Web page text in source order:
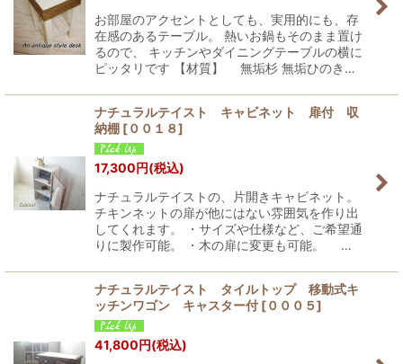
お部屋のアクセントとしても、実用的にも、存
在感のあるテーブル。 熱いお鍋もそのまま置け
るので、 キッチンやダイニングテーブルの横に
ピッタリです 【材質】 無垢杉 無垢ひのき…
ナチュラルテイスト キャビネット 扉付 収
納棚 [００１８]
17,300円(税込)
ナチュラルテイストの、片開きキャビネット。
チキンネットの扉が他にはない雰囲気を作り出
してくれます。 ・サイズや仕様など、ご希望通
りに製作可能。 ・木の扉に変更も可能。 …
ナチュラルテイスト タイルトップ 移動式キ
ッチンワゴン キャスター付 [０００５]
41,800円(税込)